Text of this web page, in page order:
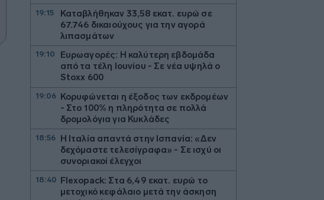
19:15
Καταβλήθηκαν 33,58 εκατ. ευρώ σε
67.746 δικαιούχους για την αγορά
λιπασμάτων
19:10
Ευρωαγορές: Η καλύτερη εβδομάδα
από τα τέλη Ιουνίου - Σε νέα υψηλά ο
Stoxx 600
19:06 Κορυφώνεται η έξοδος των εκδρομέων
- Στο 100% η πληρότητα σε πολλά
δρομολόγια για Κυκλάδες
18:56
Η Ιταλία απαντά στην Ισπανία: «Δεν
δεχόμαστε τελεσίγραφα» - Σε ισχύ οι
συνοριακοί έλεγχοι
18:40 Flexopack: Στα 6,49 εκατ. ευρώ το
μετοχικό κεφάλαιο μετά την άσκηση